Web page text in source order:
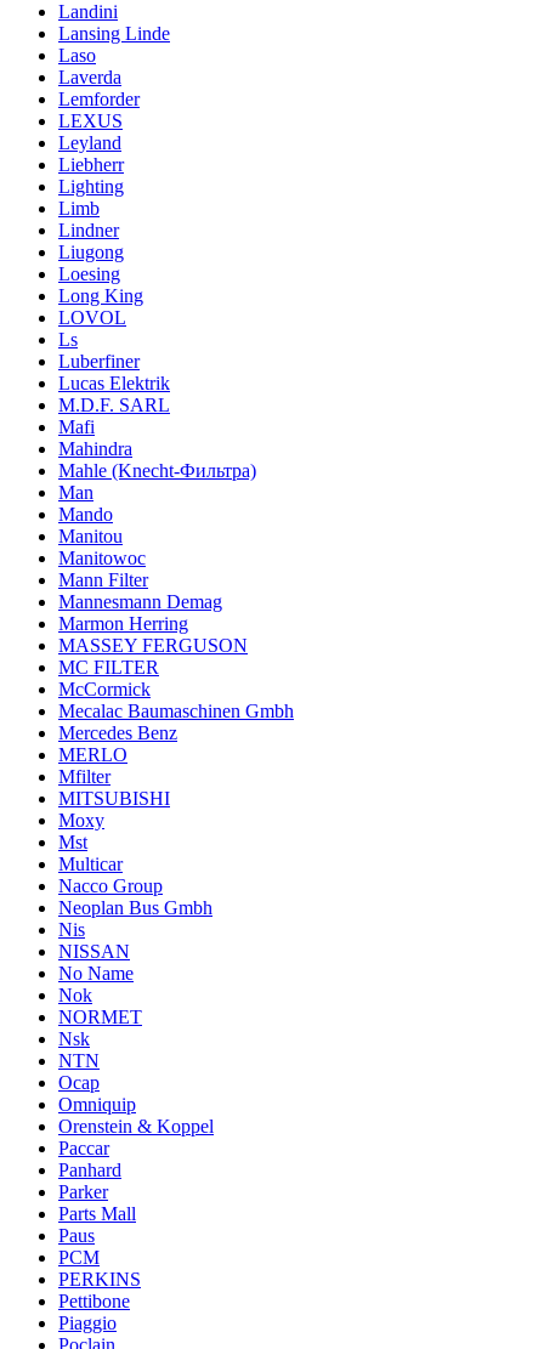
Landini
Lansing Linde
Laso
Laverda
Lemforder
LEXUS
Leyland
Liebherr
Lighting
Limb
Lindner
Liugong
Loesing
Long King
LOVOL
Ls
Luberfiner
Lucas Elektrik
M.D.F. SARL
Mafi
Mahindra
Mahle (Knecht-Фильтра)
Man
Mando
Manitou
Manitowoc
Mann Filter
Mannesmann Demag
Marmon Herring
MASSEY FERGUSON
MC FILTER
McCormick
Mecalac Baumaschinen Gmbh
Mercedes Benz
MERLO
Mfilter
MITSUBISHI
Moxy
Mst
Multicar
Nacco Group
Neoplan Bus Gmbh
Nis
NISSAN
No Name
Nok
NORMET
Nsk
NTN
Ocap
Omniquip
Orenstein & Koppel
Paccar
Panhard
Parker
Parts Mall
Paus
PCM
PERKINS
Pettibone
Piaggio
Poclain